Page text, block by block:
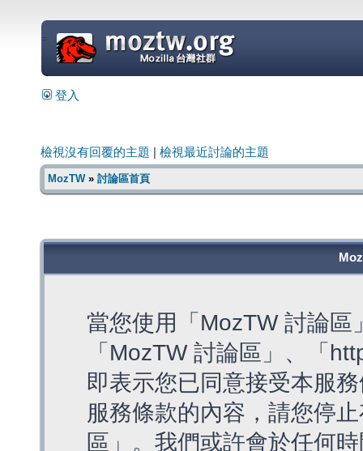
=
登入
檢視沒有回覆的主題 檢視最近討論的主題
MozTW» 討論區首頁
當您使用「MozTW 討論
「MozTW 討論區」、「
即表示您已同意接受本服
服務條款的內容，請您停
區」。我們或許會於任何